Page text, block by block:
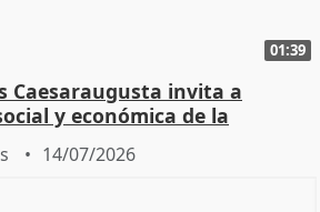
01:39
Caesaraugusta invita a
y económica de la
14/07/2026